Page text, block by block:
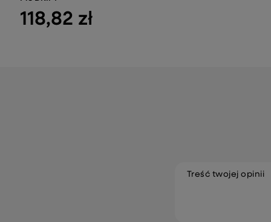
118,82 zł
Treść twojej opinii